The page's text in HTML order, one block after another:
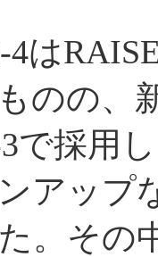
のの、
で採用
アップ
。その